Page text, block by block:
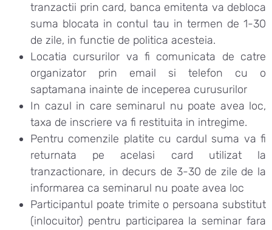
tranzactii prin card, banca emitenta va debloca
suma blocata in contul tau in termen de 1-30
de zile, in functie de politica acesteia.
Locatia cursurilor va fi comunicata de catre
organizator prin email si telefon cu o
saptamana inainte de inceperea curusurilor
In cazul in care seminarul nu poate avea loc,
taxa de inscriere va fi restituita in intregime.
Pentru comenzile platite cu cardul suma va fi
returnata pe acelasi card utilizat la
tranzactionare, in decurs de 3-30 de zile de la
informarea ca seminarul nu poate avea loc
Participantul poate trimite o persoana substitut
(inlocuitor) pentru participarea la seminar fara